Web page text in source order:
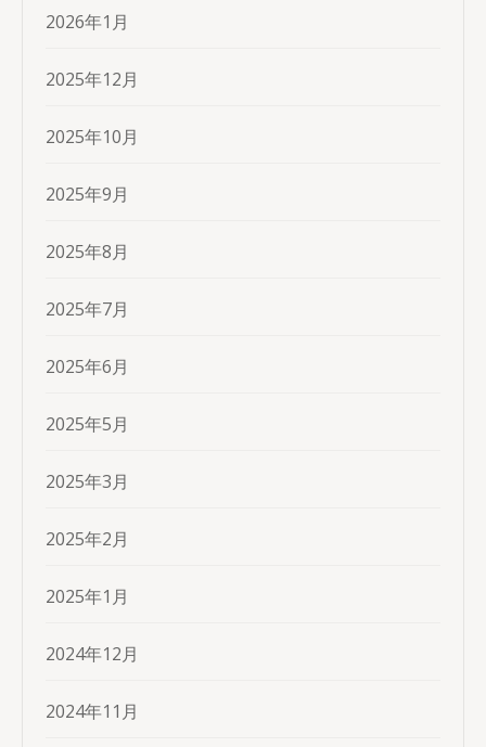
2026年1月
2025年12月
2025年10月
2025年9月
2025年8月
2025年7月
2025年6月
2025年5月
2025年3月
2025年2月
2025年1月
2024年12月
2024年11月